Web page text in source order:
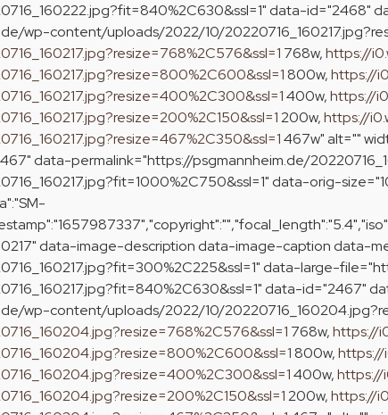
data-id="2468"
wp-content/uploads/2022/10/
768w,https://
800w,https://
400w,https://
200w,https://
467w" alt=""
data-permalink="https://psgmannheim.de/
data-orig-
data-image-description data-image-caption data-
data-large-
data-id="2467"
wp-content/uploads/2022/10/
768w,https://
800w,https://
400w,https://
200w,https://